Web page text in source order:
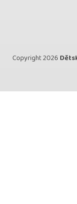
Copyright 2026